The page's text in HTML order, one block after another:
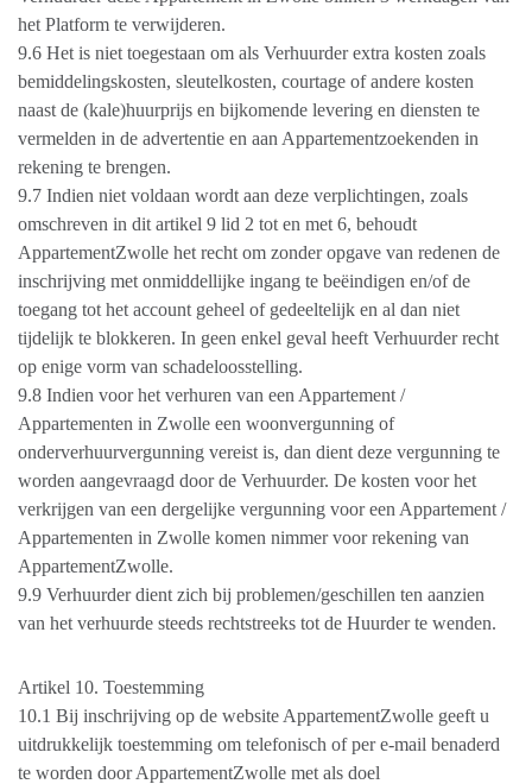
het Platform te verwijderen.
9.6 Het is niet toegestaan om als Verhuurder extra kosten zoals
bemiddelingskosten, sleutelkosten, courtage of andere kosten
naast de (kale)huurprijs en bijkomende levering en diensten te
vermelden in de advertentie en aan Appartementzoekenden in
rekening te brengen.
9.7 Indien niet voldaan wordt aan deze verplichtingen, zoals
omschreven in dit artikel 9 lid 2 tot en met 6, behoudt
AppartementZwolle het recht om zonder opgave van redenen de
inschrijving met onmiddellijke ingang te beëindigen en/of de
toegang tot het account geheel of gedeeltelijk en al dan niet
tijdelijk te blokkeren. In geen enkel geval heeft Verhuurder recht
op enige vorm van schadeloosstelling.
9.8 Indien voor het verhuren van een Appartement /
Appartementen in Zwolle een woonvergunning of
onderverhuurvergunning vereist is, dan dient deze vergunning te
worden aangevraagd door de Verhuurder. De kosten voor het
verkrijgen van een dergelijke vergunning voor een Appartement /
Appartementen in Zwolle komen nimmer voor rekening van
AppartementZwolle.
9.9 Verhuurder dient zich bij problemen/geschillen ten aanzien
van het verhuurde steeds rechtstreeks tot de Huurder te wenden.
Artikel 10. Toestemming
10.1 Bij inschrijving op de website AppartementZwolle geeft u
uitdrukkelijk toestemming om telefonisch of per e-mail benaderd
te worden door AppartementZwolle met als doel